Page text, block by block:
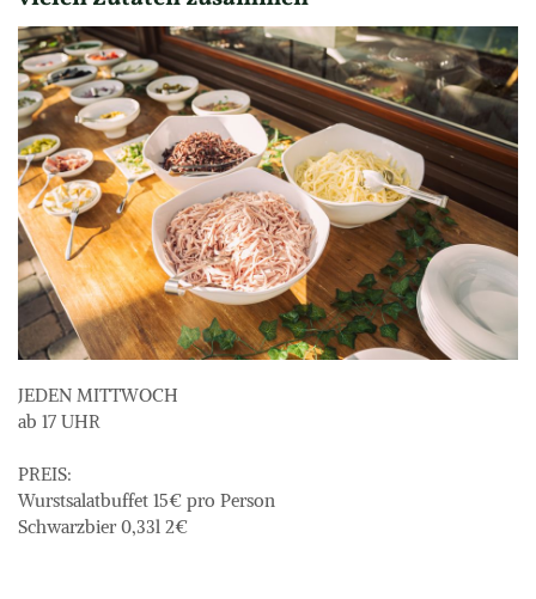
JEDEN MITTWOCH
ab 17 UHR
PREIS:
Wurstsalatbuffet 15€ pro Person
Schwarzbier 0,33l 2€